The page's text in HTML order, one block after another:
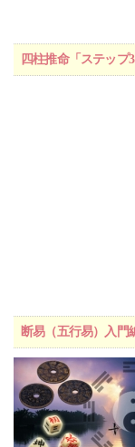
四柱推命「ステッ
断易（五行易）入